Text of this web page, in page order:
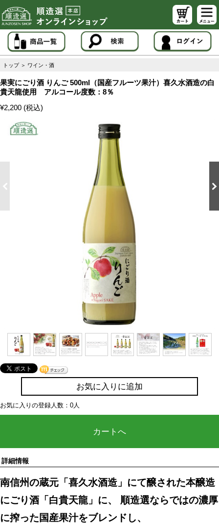
トップ ＞ ワイン・酒
果実にごり酒 りんご 500ml（国産フルーツ果汁）喜久水酒造の白
貴天龍使用 アルコール度数：8％
¥2,200 (税込)
お気に入りに追加
お気に入りの登録人数：0人
カートへ
詳細情報
南信州の蔵元「喜久水酒造」にて醸された本醸造
にごり酒「白貴天龍」に、 順造選ならではの濃厚
に搾った国産果汁をブレンドし、